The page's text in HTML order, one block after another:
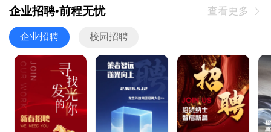
企业招聘•前程无忧 查看更多 
企业招聘 校园招聘